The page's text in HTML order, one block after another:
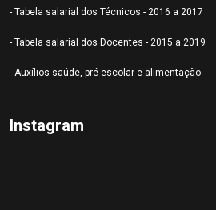
- Tabela salarial dos Técnicos - 2016 a 2017
- Tabela salarial dos Docentes - 2015 a 2019
- Auxílios saúde, pré-escolar e alimentação
Instagram